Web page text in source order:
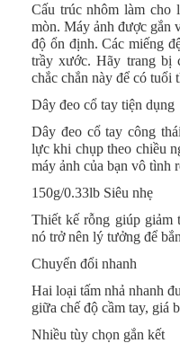
Cấu trúc nhôm làm cho
mòn. Máy ảnh được gắn
độ ổn định. Các miếng
trầy xước. Hãy trang bị
chắc chắn này để có tuổi
Dây đeo cổ tay tiện dụng
Dây đeo cổ tay công
lực khi chụp theo chiều
máy ảnh của bạn vô tình
150g/0.33lb Siêu nhẹ
Thiết kế rỗng giúp giảm
nó trở nên lý tưởng để
Chuyển đổi nhanh
Hai loại tấm nhả nhanh
giữa chế độ cầm tay, giá
Nhiều tùy chọn gắn kết